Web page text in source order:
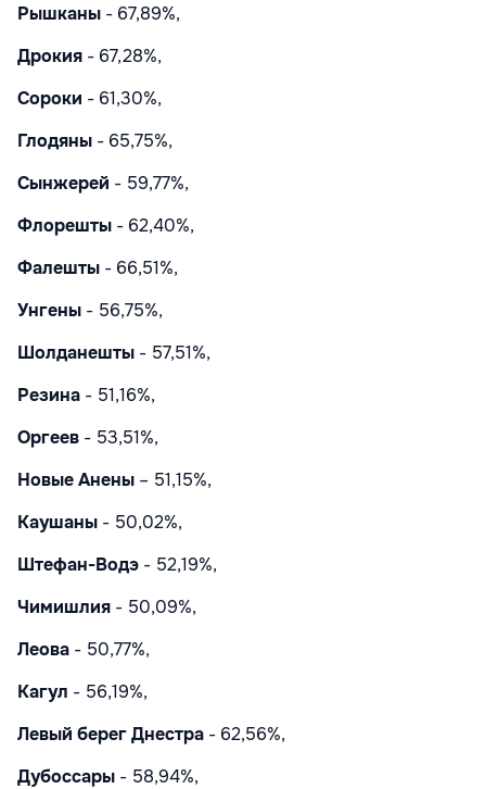
Рышканы - 67,89%,
Дрокия - 67,28%,
Сороки - 61,30%,
Глодяны - 65,75%,
Сынжерей - 59,77%,
Флорешты - 62,40%,
Фалешты - 66,51%,
Унгены - 56,75%,
Шолданешты - 57,51%,
Резина - 51,16%,
Оргеев - 53,51%,
Новые Анены – 51,15%,
Каушаны - 50,02%,
Штефан-Водэ - 52,19%,
Чимишлия - 50,09%,
Леова - 50,77%,
Кагул - 56,19%,
Левый берег Днестра - 62,56%,
Дубоссары - 58,94%,